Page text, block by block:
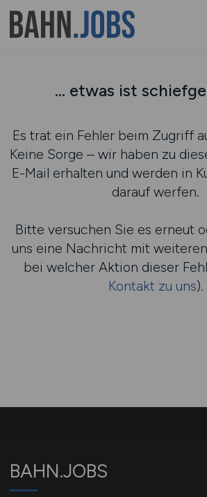
... etwas ist
Es trat ein Fehler beim Zugriff
Keine Sorge – wir haben zu
E-Mail erhalten und werden in
darauf werfen.
Bitte versuchen Sie es erneut
uns eine Nachricht mit
bei welcher Aktion dieser
Kontakt zu uns).
BAHN.JOBS